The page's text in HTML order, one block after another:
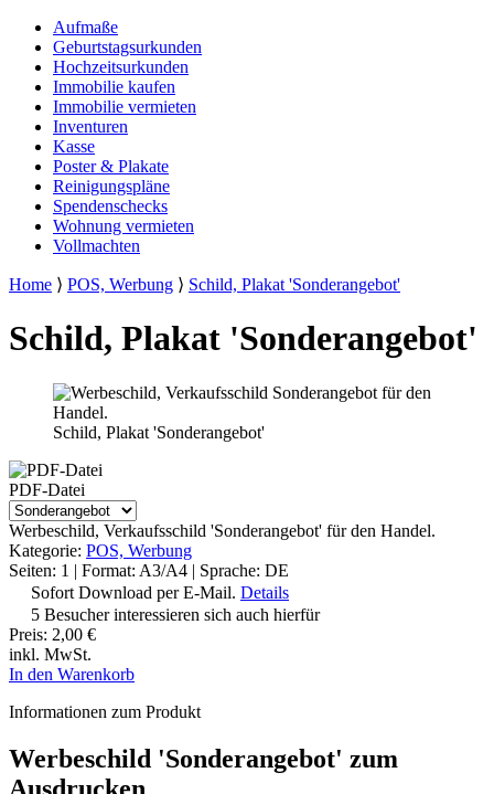
Aufmaße
Geburtstagsurkunden
Hochzeitsurkunden
Immobilie kaufen
Immobilie vermieten
Inventuren
Kasse
Poster & Plakate
Reinigungspläne
Spendenschecks
Wohnung vermieten
Vollmachten
Home ⟩ POS, Werbung ⟩ Schild, Plakat 'Sonderangebot'
Schild, Plakat 'Sonderangebot'
Schild, Plakat 'Sonderangebot'
PDF-Datei
Werbeschild, Verkaufsschild 'Sonderangebot' für den Handel.
Kategorie: POS, Werbung
Seiten: 1 | Format: A3/A4 | Sprache: DE
Sofort Download per E-Mail. Details
5 Besucher interessieren sich auch hierfür
Preis: 2,00 €
inkl. MwSt.
In den Warenkorb
Informationen zum Produkt
Werbeschild 'Sonderangebot' zum
Ausdrucken